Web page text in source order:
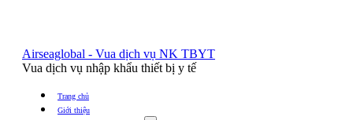
Airseaglobal - Vua dịch vụ NK TBYT
Vua dịch vụ nhập khẩu thiết bị y tế
Trang chủ
Giới thiệu